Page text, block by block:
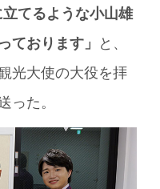
てるような小山雄
ております」
と、
光大使の大役を拝
った。